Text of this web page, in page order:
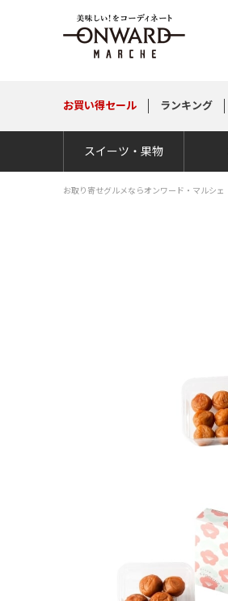
お買い得セール ランキング
スイーツ・果物
お取り寄せグルメならオンワード・マルシェ